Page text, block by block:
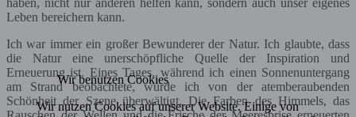
Leben bereichern kann.
Ich war immer ein großer Bewunderer der Natur. Ich glaubte, dass
die Natur eine unerschöpfliche Quelle der Inspiration und
Erneuerung ist. Eines Tages, während ich einen Sonnenuntergang
am Strand beobachtete, wurde ich von der atemberaubenden
Schönheit der Szene überwältigt. Die Farben des Himmels, das
Wir benutzen Cookies
Wir nutzen Cookies auf unserer Website. Einige von